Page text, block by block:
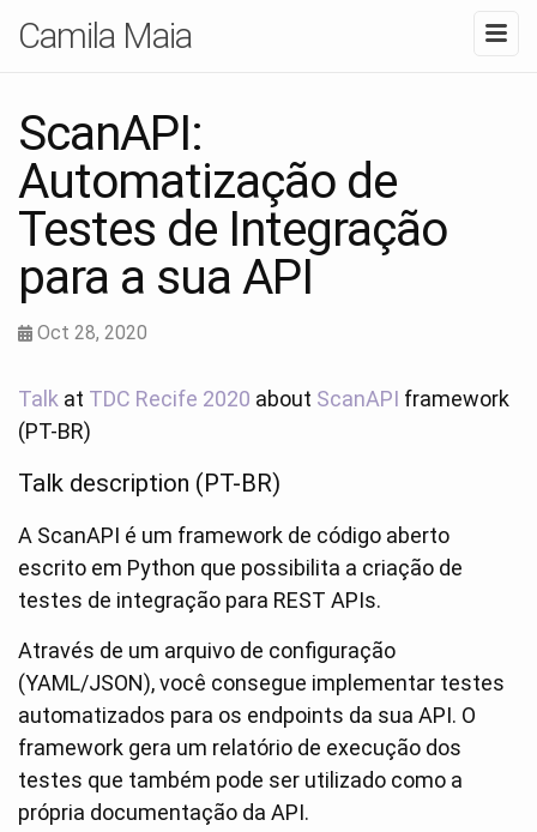
Camila Maia
ScanAPI:
Automatização de
Testes de Integração
para a sua API
Oct 28, 2020
Talk at TDC Recife 2020 about ScanAPI framework
(PT-BR)
Talk description (PT-BR)
A ScanAPI é um framework de código aberto
escrito em Python que possibilita a criação de
testes de integração para REST APIs.
Através de um arquivo de configuração
(YAML/JSON), você consegue implementar testes
automatizados para os endpoints da sua API. O
framework gera um relatório de execução dos
testes que também pode ser utilizado como a
própria documentação da API.